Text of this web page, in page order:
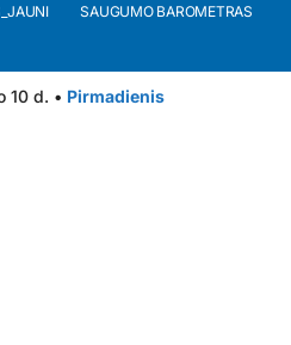
SAUGUMO BAROMETRAS
10 d. • Pirmadienis